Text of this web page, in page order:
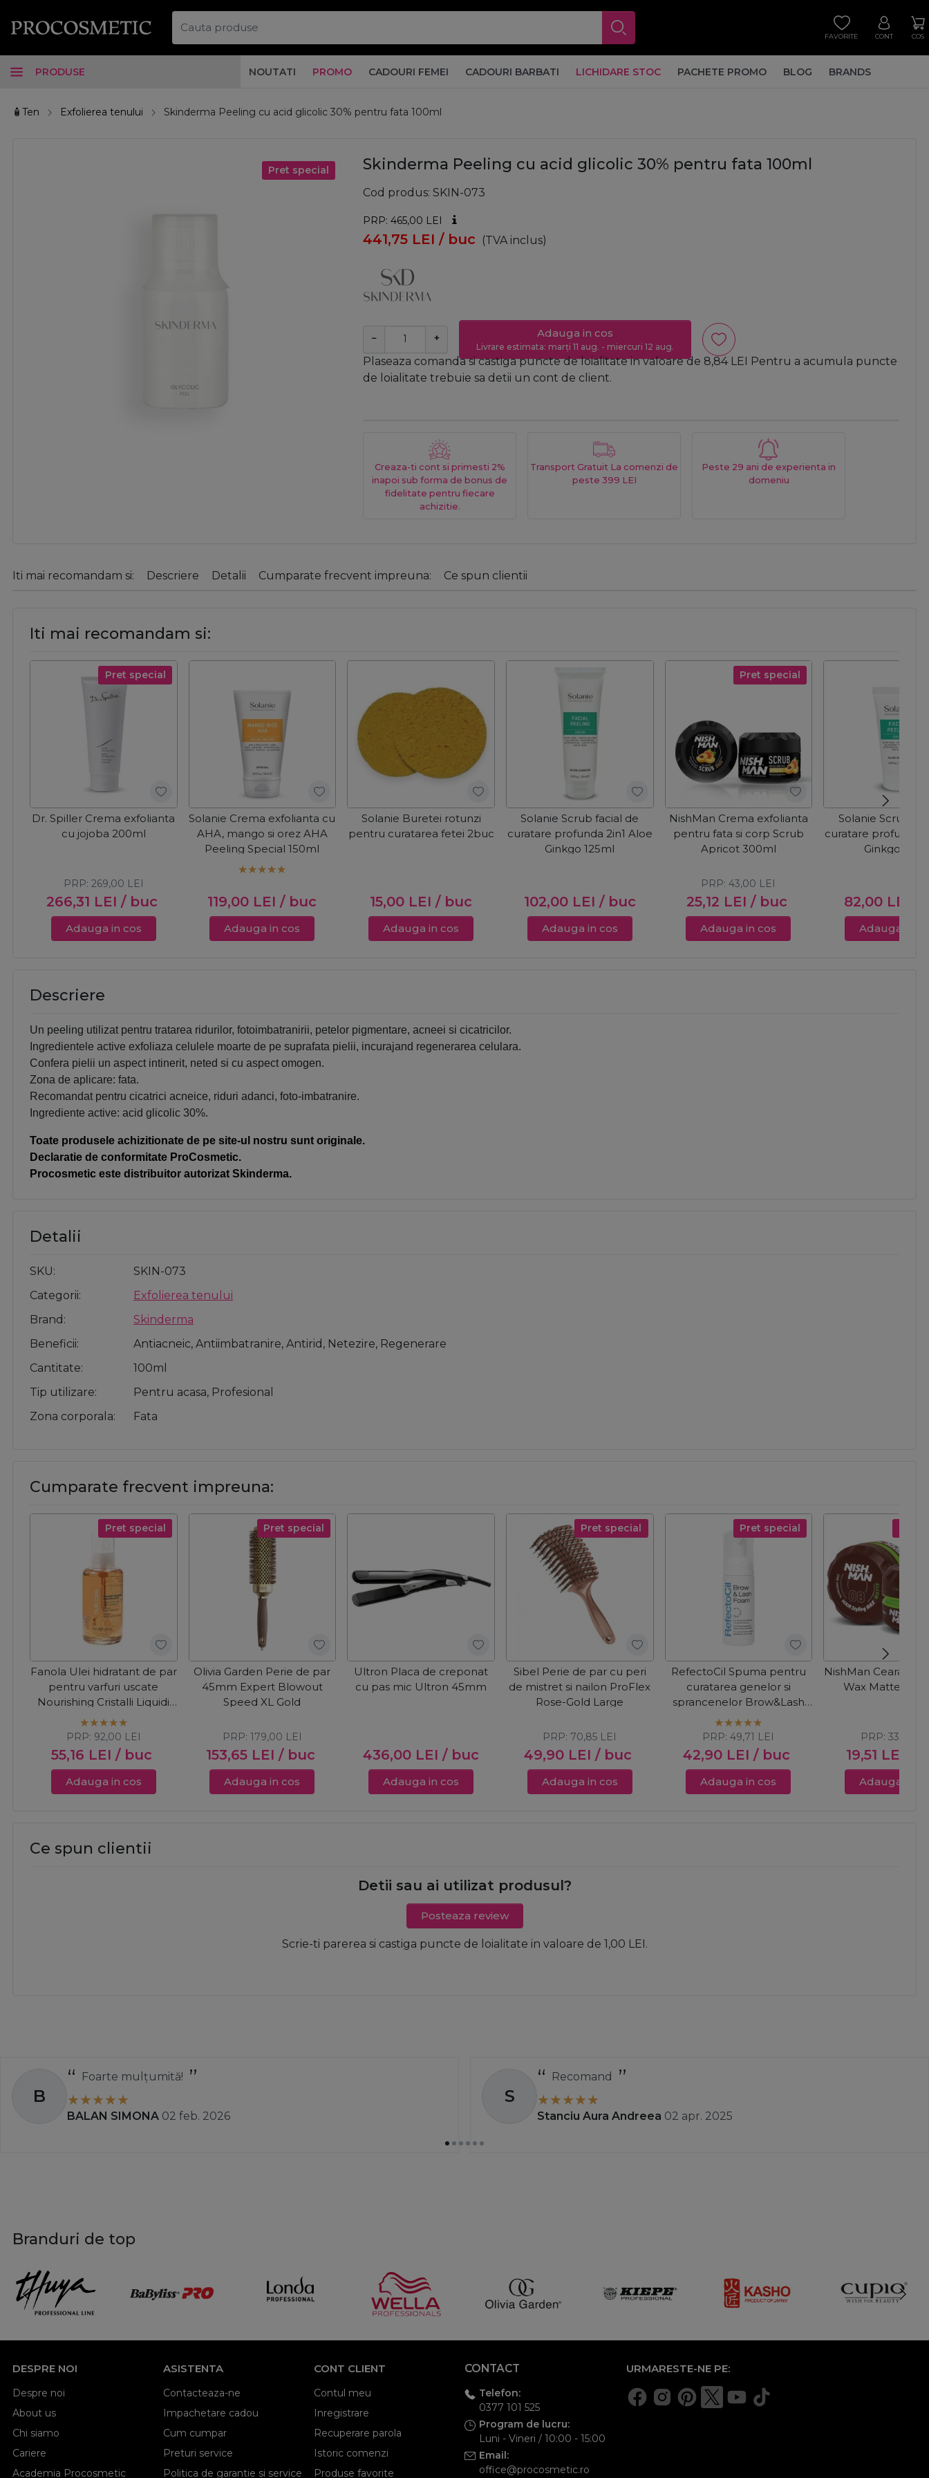
FAVORITE CONT COS
PRODUSE NOUTATI PROMO CADOURI FEMEI CADOURI BARBATI LICHIDARE STOC PACHETE PROMO BLOG BRANDS
🧴Ten Exfolierea tenului Skinderma Peeling cu acid glicolic 30% pentru fata 100ml
Pret special Skinderma Peeling cu acid glicolic 30% pentru fata 100ml
Cod produs SKIN-073
PRP: 465,00 LEI
441,75 LEI / buc (TVA inclus)
− + Adauga in cos
Livrare estimata: marți 11 aug. - miercuri 12 aug.
Plaseaza comanda si castiga puncte de loialitate in valoare de 8,84 LEI
Pentru a acumula puncte
de loialitate trebuie sa detii un cont de client.
Creaza-ti cont si primesti 2%
inapoi sub forma de bonus de
fidelitate pentru fiecare
achizitie.
Transport Gratuit La comenzi de
peste 399 LEI
Peste 29 ani de experienta in
domeniu
Iti mai recomandam si: Descriere Detalii Cumparate frecvent impreuna: Ce spun clientii
Iti mai recomandam si:
Pret special
Dr. Spiller Crema exfolianta
cu jojoba 200ml
266,31 LEI / buc
PRP: 269,00 LEI
Adauga in cos
Solanie Crema exfolianta cu
AHA, mango si orez AHA
Peeling Special 150ml
119,00 LEI / buc
Adauga in cos
Solanie Buretei rotunzi
pentru curatarea fetei 2buc
15,00 LEI / buc
Adauga in cos
Solanie Scrub facial de
curatare profunda 2in1 Aloe
Ginkgo 125ml
102,00 LEI / buc
Adauga in cos
Pret special
NishMan Crema exfolianta
pentru fata si corp Scrub
Apricot 300ml
25,12 LEI / buc
PRP:43,00 LEI
Adauga in cos
Solanie Scrub
curatare profunda
Ginkgo
82,00 LEI
Adauga in
Descriere
Un peeling utilizat pentru tratarea ridurilor, fotoimbatranirii, petelor pigmentare, acneei si cicatricilor.
Ingredientele active exfoliaza celulele moarte de pe suprafata pielii, incurajand regenerarea celulara.
Confera pielii un aspect intinerit, neted si cu aspect omogen.
Zona de aplicare: fata.
Recomandat pentru cicatrici acneice, riduri adanci, foto-imbatranire.
Ingrediente active: acid glicolic 30%.
Toate produsele achizitionate de pe site-ul nostru sunt originale.
Declaratie de conformitate ProCosmetic.
Procosmetic este distribuitor autorizat Skinderma.
Detalii
SKU
SKIN-073
Categorii
Exfolierea tenului
Brand
Skinderma
Beneficii
Antiacneic, Antiimbatranire, Antirid, Netezire, Regenerare
Cantitate
100ml
Tip utilizare
Pentru acasa, Profesional
Zona corporala
Fata
Cumparate frecvent impreuna:
Pret special
Fanola Ulei hidratant de par
pentru varfuri uscate
Nourishing Cristalli Liquidi
100ml
55,16 LEI / buc
PRP: 92,00 LEI
Adauga in cos
Pret special
Olivia Garden Perie de par
45mm Expert Blowout
Speed XL Gold
153,65 LEI / buc
PRP: 179,00 LEI
Adauga in cos
Ultron Placa de creponat
cu pas mic Ultron 45mm
436,00 LEI / buc
Adauga in cos
Pret special
Sibel Perie de par cu peri
de mistret si nailon ProFlex
Rose-Gold Large
49,90 LEI / buc
PRP: 70,85 LEI
Adauga in cos
Pret special
RefectoCil Spuma pentru
curatarea genelor si
sprancenelor Brow&Lash
Foam 45ml
42,90 LEI / buc
PRP:49,71 LEI
Adauga in cos
NishMan Ceara de
Wax Matte 08
19,51 LEI
PRP: 33,00
Adauga in
Ce spun clientii
Detii sau ai utilizat produsul?
Posteaza review
Scrie-ti parerea si castiga puncte de loialitate in valoare de 1,00 LEI.
B
Foarte mulțumită!
BALAN SIMONA 02 feb. 2026
S
Recomand
Stanciu Aura Andreea 02 apr. 2025
Branduri de top
DESPRE NOI
Despre noi
About us
Chi siamo
Cariere
Academia Procosmetic
ASISTENTA
Contacteaza-ne
Impachetare cadou
Cum cumpar
Preturi service
Politica de garantie si service
CONT CLIENT
Contul meu
Inregistrare
Recuperare parola
Istoric comenzi
Produse favorite
CONTACT
Telefon:
0377 101 525
Program de lucru:
Luni - Vineri / 10:00 - 15:00
Email:
office@procosmetic.ro
URMARESTE-NE PE: